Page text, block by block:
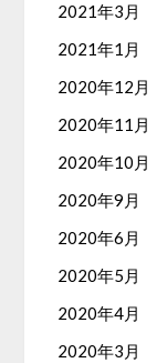
2021年3月
2021年1月
2020年12月
2020年11月
2020年10月
2020年9月
2020年6月
2020年5月
2020年4月
2020年3月